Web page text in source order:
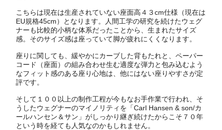
こちらは現在は生産されていない座面高４３cm仕様（現在は
EU規格45cm）となります。人間工学の研究を続けたウェグ
ナーも比較的小柄な体系だったことから、生まれたサイズ
感。そのサイズ感は座っていて脚が疲れにくくなります。
座りに関しても、緩やかにカーブした背もたれと、ペーパー
コード（座面）の組み合わせ生む適度な弾力と包み込むよう
なフィット感のある座り心地は、他にはない座りやすさが定
評です。
そして１００以上の制作工程が今もなお手作業で行われ、そ
うしたウェグナーのマイノリティを「Carl Hansen & son/カ
ールハンセン＆サン」がしっかり継ぎ続けたからこそ７０年
という時を経ても人気なのかもしれません。